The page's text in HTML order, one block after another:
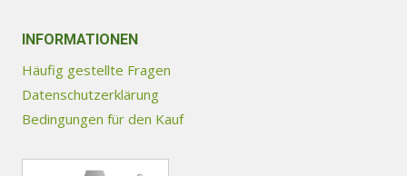
Die
Optionen
können
auf
Produktseite
INFORMATIONEN
Häufig gestellte Fragen
Datenschutzerklärung
Bedingungen für den Kauf